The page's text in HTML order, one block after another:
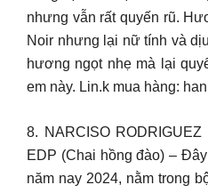
nhưng vẫn rất quyến rũ.
Noir nhưng lại nữ tính và
hương ngọt nhẹ mà lại
em này. Lin.k mua hàng:
8. NARCISO
EDP (Chai hồng đào) –
năm nay 2024, nằm trong